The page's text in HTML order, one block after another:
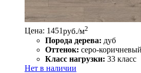
Цена: 1451руб./м2
Порода дерева: дуб
Оттенок: серо-коричневый
Класс нагрузки: 33 класс
Нет в наличии